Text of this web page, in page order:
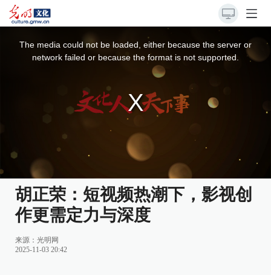
The media could not be loaded, either because the server or
network failed or because the format is not supported.
胡正荣：短视频热潮下，影视创
作更需定力与深度
来源： 光明网
2025-11-03 20:42